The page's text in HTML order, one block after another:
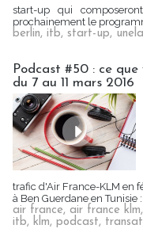
start-up qui
prochainement le
berlin, itb, start-up,
Podcast #50 : ce
du 7 au 11 mars 2016
trafic d'Air France-KLM en
à Ben Guerdane en Tunisie
air france, air france klm,
itb, klm, podcast, transat